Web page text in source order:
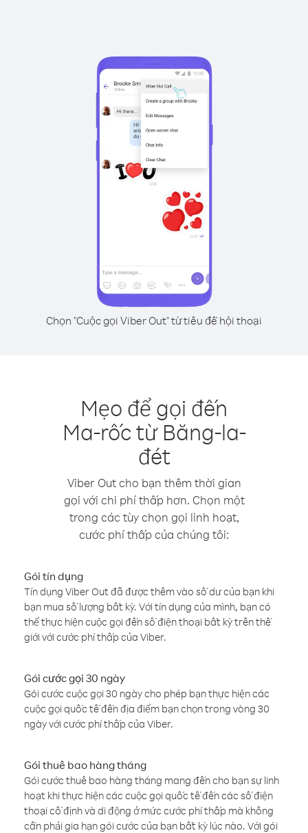
Chọn "Cuộc gọi Viber Out" từ tiêu đề hội thoại
Mẹo để gọi đến
Ma-rốc từ Băng-la-
đét
Viber Out cho bạn thêm thời gian
gọi với chi phí thấp hơn. Chọn một
trong các tùy chọn gọi linh hoạt,
cước phí thấp của chúng tôi:
Gói tín dụng
Tín dụng Viber Out đã được thêm vào số dư của bạn khi
bạn mua số lượng bất kỳ. Với tín dụng của mình, bạn có
thể thực hiện cuộc gọi đến số điện thoại bất kỳ trên thế
giới với cước phí thấp của Viber.
Gói cước gọi 30 ngày
Gói cước cuộc gọi 30 ngày cho phép bạn thực hiện các
cuộc gọi quốc tế đến địa điểm bạn chọn trong vòng 30
ngày với cước phí thấp của Viber.
Gói thuê bao hàng tháng
Gói cước thuê bao hàng tháng mang đến cho bạn sự linh
hoạt khi thực hiện các cuộc gọi quốc tế đến các số điện
thoại cố định và di động ở mức cước phí thấp mà không
cần phải gia hạn gói cước của bạn bất kỳ lúc nào. Với gói